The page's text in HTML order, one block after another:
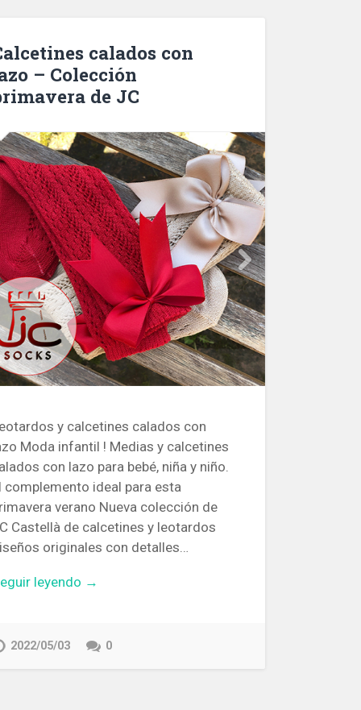
calados con
– Colección
de JC
y calcetines calados con
Moda infantil ! Medias y calcetines
con lazo para bebé, niña y niño.
complemento ideal para esta
verano Nueva colección de
Castellà de calcetines y leotardos
originales con detalles…
leyendo →
2022/05/03 0